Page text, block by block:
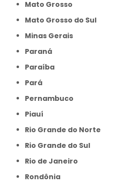
Mato Grosso
Mato Grosso do Sul
Minas Gerais
Paraná
Paraíba
Pará
Pernambuco
Piauí
Rio Grande do Norte
Rio Grande do Sul
Rio de Janeiro
Rondônia